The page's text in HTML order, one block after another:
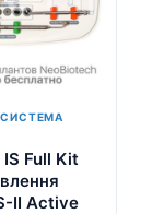
СИСТЕМА
Full Kit
II Active